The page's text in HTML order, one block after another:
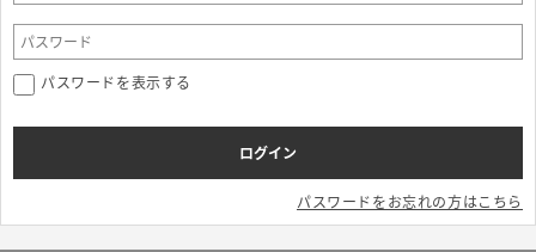
パスワードを表示する
パスワードをお忘れの方はこちら